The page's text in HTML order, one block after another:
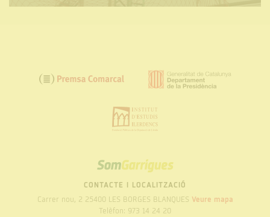
SOM
GARRIGUES
CONTACTE I LOCALITZACIÓ
Carrer nou, 2 25400 LES BORGES BLANQUES Veure mapa
Telèfon: 973 14 24 20